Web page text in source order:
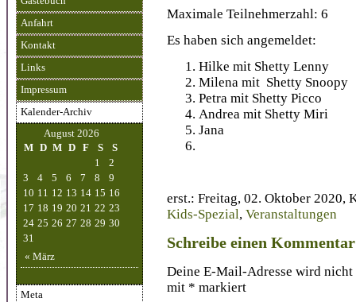
Anfahrt
Kontakt
Links
Impressum
Kalender-Archiv
August 2026
M D M D F S
S
1
2
3
4 5 6 7 8
9
10 11 12 13 14 15 16
17 18 19 20 21 22 23
24 25 26 27 28 29 30
31
« März
Meta
Maximale Teilnehmerzahl: 6
Es haben sich angemeldet:
Hilke mit Shetty Lenny
Milena mit Shetty Snoopy
Petra mit Shetty Picco
Andrea mit Shetty Miri
Jana
erst.: Freitag, 02. Oktober 2020,
Kids-Spezial, Veranstaltungen
Schreibe einen Kommentar
Deine E-Mail-Adresse wird
mit * markiert